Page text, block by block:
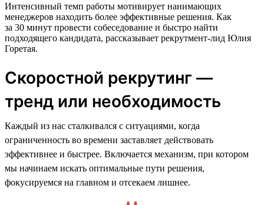
Интенсивный темп работы мотивирует нанимающих
менеджеров находить более эффективные решения. Как
за 30 минут провести собеседование и быстро найти
подходящего кандидата, рассказывает рекрутмент-лид Юлия
Горетая.
Скоростной рекрутинг —
тренд или необходимость
Каждый из нас сталкивался с ситуациями, когда
ограниченность во времени заставляет действовать
эффективнее и быстрее. Включается механизм, при котором
мы начинаем искать оптимальные пути решения,
фокусируемся на главном и отсекаем лишнее.